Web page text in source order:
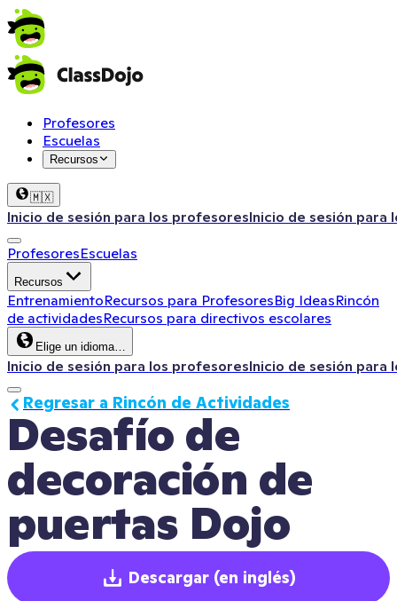
Profesores
Escuelas
Recursos
🇲🇽
Inicio de sesión para los profesoresInicio de sesión para
ProfesoresEscuelas
Recursos
EntrenamientoRecursos para ProfesoresBig IdeasRincón
de actividadesRecursos para directivos escolares
Elige un idioma…
Inicio de sesión para los profesoresInicio de sesión para
Desafío de
decoración de
puertas Dojo
Regresar a Rincón de Actividades
Descargar (en inglés)